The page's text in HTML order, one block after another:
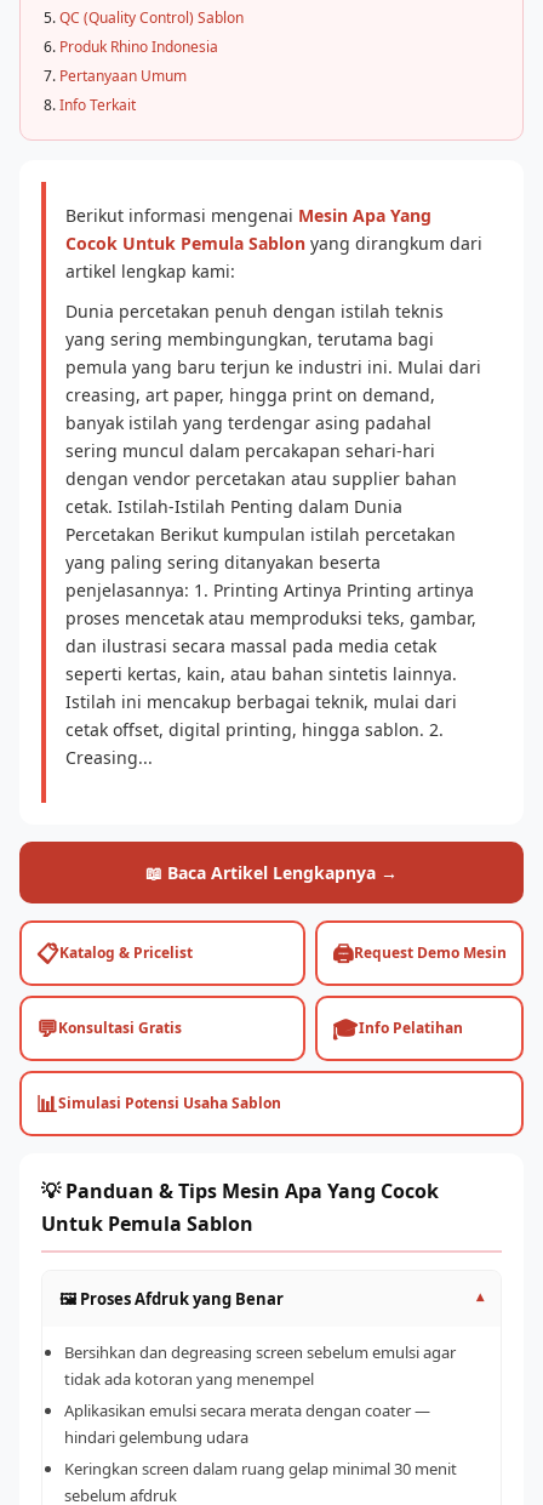
QC (Quality Control) Sablon
Produk Rhino Indonesia
Pertanyaan Umum
Info Terkait
Berikut informasi mengenai Mesin Apa Yang
Cocok Untuk Pemula Sablon yang dirangkum dari
artikel lengkap kami:
Dunia percetakan penuh dengan istilah teknis
yang sering membingungkan, terutama bagi
pemula yang baru terjun ke industri ini. Mulai dari
creasing, art paper, hingga print on demand,
banyak istilah yang terdengar asing padahal
sering muncul dalam percakapan sehari-hari
dengan vendor percetakan atau supplier bahan
cetak. Istilah-Istilah Penting dalam Dunia
Percetakan Berikut kumpulan istilah percetakan
yang paling sering ditanyakan beserta
penjelasannya: 1. Printing Artinya Printing artinya
proses mencetak atau memproduksi teks, gambar,
dan ilustrasi secara massal pada media cetak
seperti kertas, kain, atau bahan sintetis lainnya.
Istilah ini mencakup berbagai teknik, mulai dari
cetak offset, digital printing, hingga sablon. 2.
Creasing...
📖 Baca Artikel Lengkapnya →
📋Katalog & Pricelist 🖨️Request Demo Mesin
💬Konsultasi Gratis 🎓Info Pelatihan
📊Simulasi Potensi Usaha Sablon
💡 Panduan & Tips Mesin Apa Yang Cocok
Untuk Pemula Sablon
🖼️ Proses Afdruk yang Benar ▾
Bersihkan dan degreasing screen sebelum emulsi agar
tidak ada kotoran yang menempel
Aplikasikan emulsi secara merata dengan coater —
hindari gelembung udara
Keringkan screen dalam ruang gelap minimal 30 menit
sebelum afdruk